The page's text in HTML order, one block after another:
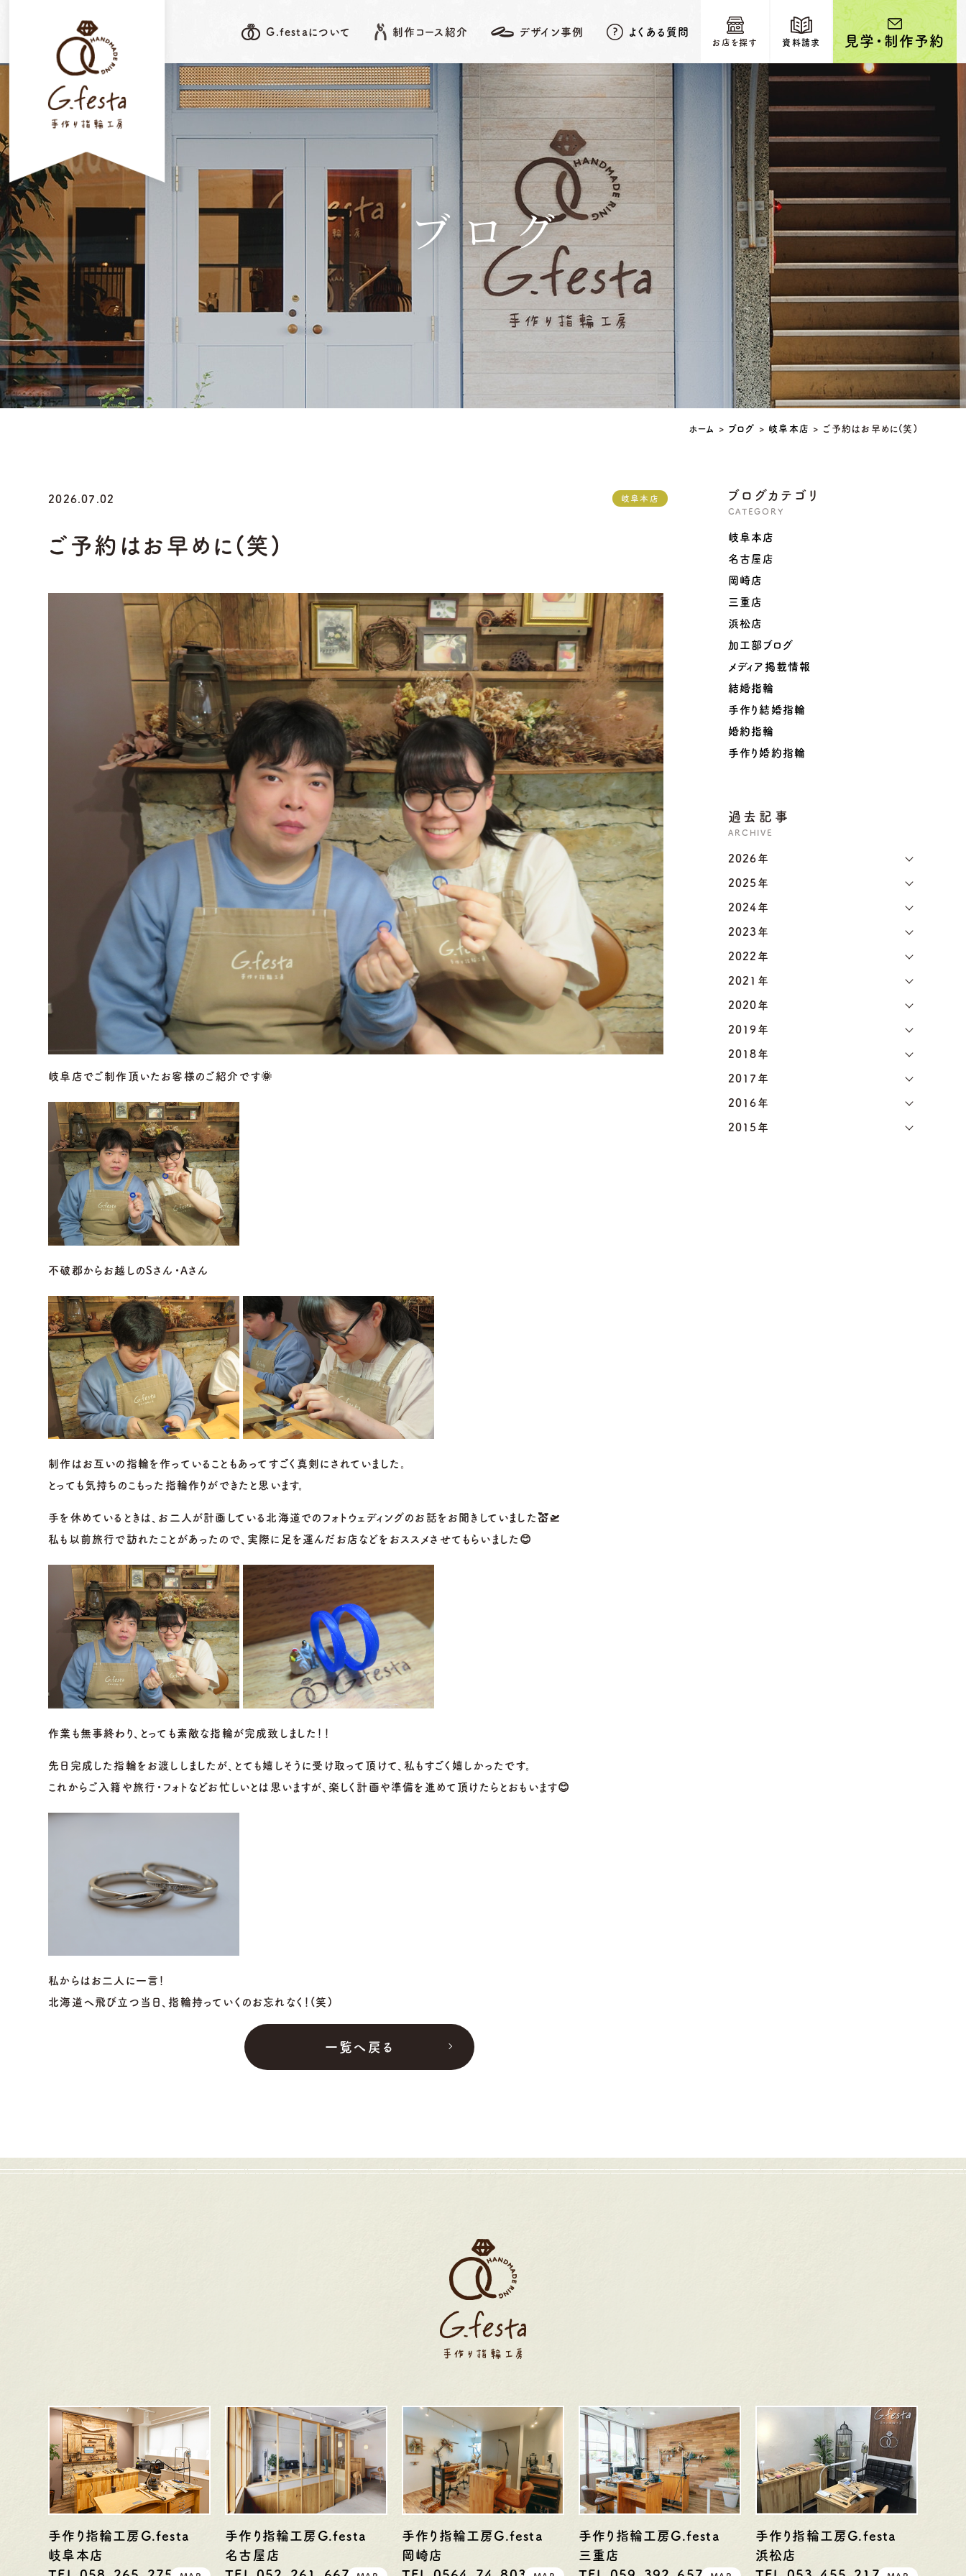
G.festaについて
G.festa's FEATURE
アフターメンテナンス
指輪ができるまで
動画データ＆
Photoスタンド
プレゼント
制作コース紹介
COURSE
結婚指輪 婚約指輪
結婚記念日リング
デザイン事例
DESIGN ARCHIVE
こだわりポイント 先輩カップルのご紹介
よくある質問
お店を探す
SHOP LIST
名古屋店 岡崎店
三重店 浜松店
資料請求 見学・制作予約
ブログ
ホーム > ブログ > 岐阜本店 > ご予約はお早めに(笑)
2026.07.02 岐阜本店
ご予約はお早めに(笑)
岐阜店でご制作頂いたお客様のご紹介です🌞
不破郡からお越しのSさん・Aさん
制作はお互いの指輪を作っていることもあってすごく真剣にされていました。
とっても気持ちのこもった指輪作りができたと思います。
手を休めているときは、お二人が計画している北海道でのフォトウェディングのお話をお聞きしていました💒🛫
私も以前旅行で訪れたことがあったので、実際に足を運んだお店などをおススメさせてもらいました😊
作業も無事終わり、とっても素敵な指輪が完成致しました！！
先日完成した指輪をお渡ししましたが、とても嬉しそうに受け取って頂けて、私もすごく嬉しかったです。
これからご入籍や旅行・フォトなどお忙しいとは思いますが、楽しく計画や準備を進めて頂けたらとおもいます😊
私からはお二人に一言！
北海道へ飛び立つ当日、指輪持っていくのお忘れなく！(笑)
一覧へ戻る
ブログカテゴリ
CATEGORY
岐阜本店
名古屋店
岡崎店
三重店
浜松店
加工部ブログ
メディア掲載情報
結婚指輪
手作り結婚指輪
婚約指輪
手作り婚約指輪
過去記事
ARCHIVE
2026年
2025年
2024年
2023年
2022年
2021年
2020年
2019年
2018年
2017年
2016年
2015年
TEL.058-265-2756
営業時間 10:00〜18:30
定休日
第1・第3火曜日・毎週
水曜日
※祝日の場合は営業
TEL.052-261-6676
営業時間 10:00〜18:30
第2・第4火曜日・毎週
水曜日
※祝日の場合は営業
TEL.0564-74-8033
定休日
手作り指輪工房G.festa
岐阜本店
手作り指輪工房G.festa
名古屋店
手作り指輪工房G.festa
岡崎店
手作り指輪工房G.festa
三重店
手作り指輪工房G.festa
浜松店